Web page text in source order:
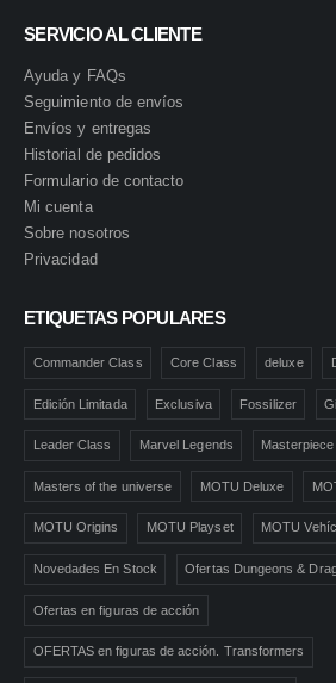
SERVICIO AL CLIENTE
Ayuda y FAQs
Seguimiento de envíos
Envíos y entregas
Historial de pedidos
Formulario de contacto
Mi cuenta
Sobre nosotros
Privacidad
ETIQUETAS POPULARES
Commander Class Core Class deluxe
Edición Limitada Exclusiva Fossilizer
Leader Class Marvel Legends Masterpiece
Masters of the universe MOTU Deluxe
MOTU Origins MOTU Playset MOTU
Novedades En Stock Ofertas Dungeons &
Ofertas en figuras de acción
OFERTAS en figuras de acción. Transformers